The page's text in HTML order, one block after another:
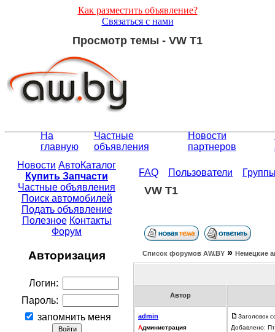
Как разместить объявление?
Связаться с нами
Просмотр темы - VW T1
На
главную
Частные
объявления
Новости
партнеров
Новости АвтоКаталог
Купить Запчасти
Частные объявления
Поиск автомобилей
Подать объявление
Полезное Контакты
Форум
Авторизация
Логин:
Пароль:
запомнить меня
FAQ Пользователи
VW T1
Список форумов АW.BY » Немецкие
Автор
admin
Администрация
Заголовок
Добавлено: